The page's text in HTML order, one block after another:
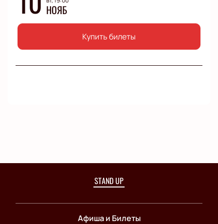
НОЯБ
Купить билеты
STAND UP
Афиша и Билеты